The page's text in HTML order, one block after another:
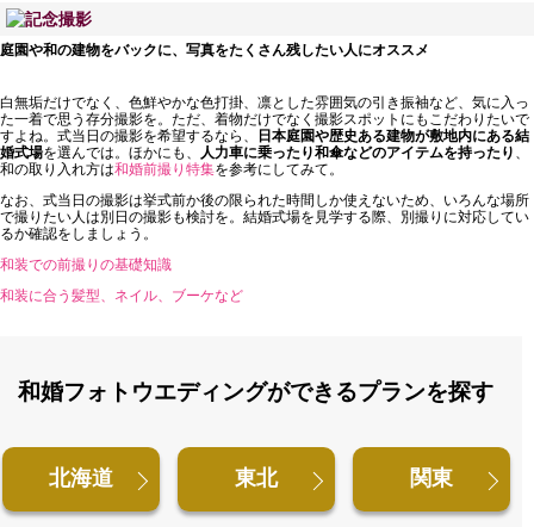
庭園や和の建物をバックに、 写真をたくさん残したい人にオススメ
白無垢だけでなく、色鮮やかな色打掛、凛とした雰囲気の引き振袖など、気に入っ
た一着で思う存分撮影を。ただ、着物だけでなく撮影スポットにもこだわりたいで
すよね。式当日の撮影を希望するなら、
日本庭園や歴史ある建物が敷地内にある結
婚式場を選んでは。ほかにも、 人力車に乗ったり和傘などのアイテムを持ったり 、
和の取り入れ方は和婚前撮り特集を参考にしてみて。
なお、式当日の撮影は挙式前か後の限られた時間しか使えないため、いろんな場所
で撮りたい人は別日の撮影も検討を。結婚式場を見学する際、別撮りに対応してい
るか確認をしましょう。
和装での前撮りの基礎知識
和装に合う髪型、ネイル、ブーケなど
和婚フォトウエディングができるプランを探す
北海道 東北 関東